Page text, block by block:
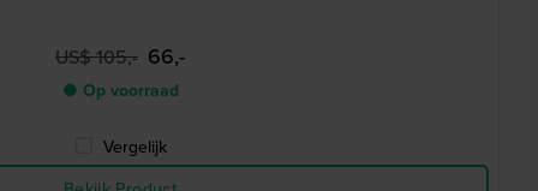
US$ 105,- 66,-
● Op voorraad
Vergelijk